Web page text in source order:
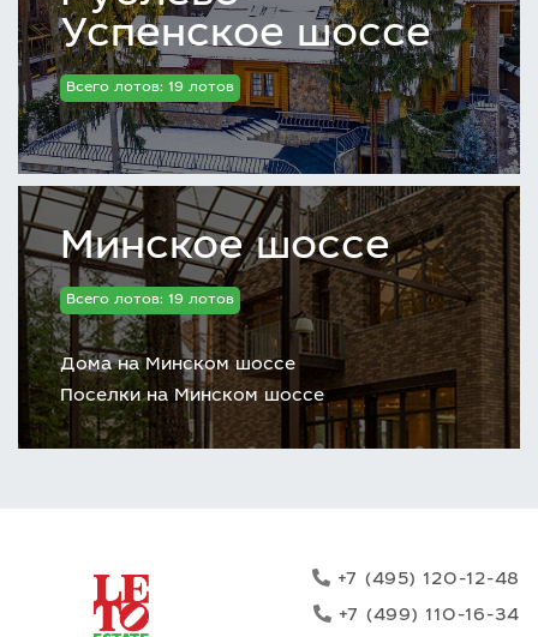
Успенское шоссе
Всего лотов: 19 лотов
Минское шоссе
Всего лотов: 19 лотов
Дома на Минском шоссе
Поселки на Минском шоссе
+7 (495) 120-12-48
+7 (499) 110-16-34